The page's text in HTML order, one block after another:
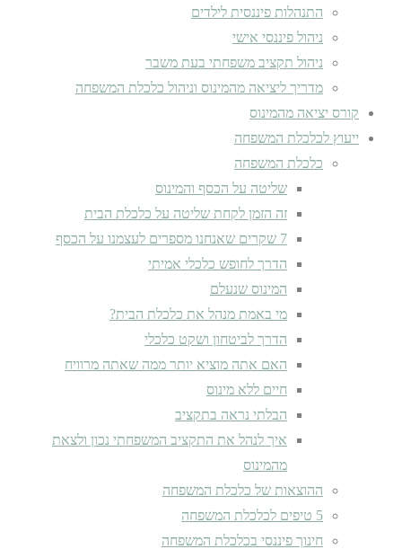
התנהלות פיננסית לילדים
ניהול פיננסי אישי
ניהול תקציב משפחתי בעת משבר
מדריך ליציאה מהמינוס וניהול כלכלת המשפחה
קורס יציאה מהמינוס
ייעוץ לכלכלת המשפחה
כלכלת המשפחה
שליטה על הכסף והמינוס
זה הזמן לקחת שליטה על כלכלת הבית
7 שקרים שאנחנו מספרים לעצמנו על הכסף
הדרך לחופש כלכלי אמיתי
המינוס שנעלם
מי באמת מנהל את כלכלת הבית?
הדרך לביטחון ושקט כלכלי
האם אתה מוציא יותר ממה שאתה מרוויח
חיים ללא מינוס
הבלתי נראה בתקציב
איך לנהל את התקציב המשפחתי נכון ולצאת
מהמינוס
ההוצאות של כלכלת המשפחה
5 טיפים לכלכלת המשפחה
חינוך פיננסי בכלכלת המשפחה